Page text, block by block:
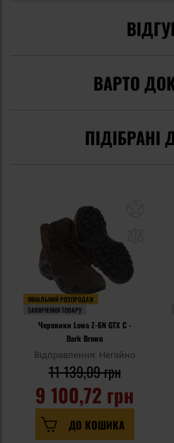
ВАРТО
ПІДІБРАНІ
ФІНАЛЬНИЙ РОЗПРОДАЖ
ЗАКІНЧЕННЯ ТОВАРУ
Черевики Lowa Z-6N GTX C -
Dark Brown
Відправлення: Негайно
9 100,72 грн
11 139,09 грн
ДО КОШИКА